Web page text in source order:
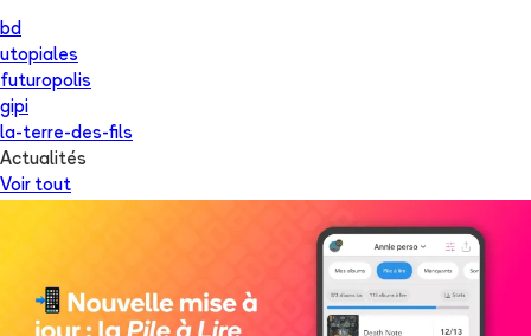
bd
utopiales
futuropolis
gipi
la-terre-des-fils
Actualités
Voir tout